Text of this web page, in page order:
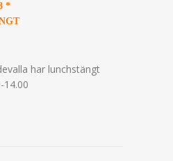
*
har lunchstängt
14.00